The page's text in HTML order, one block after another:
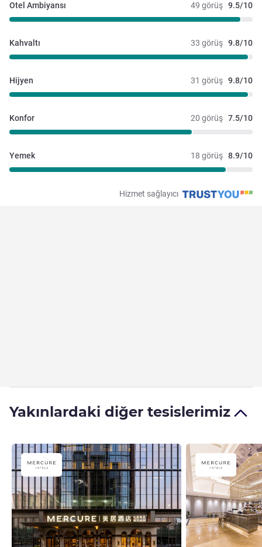
49 görüş 9.5/10
Otel Ambiyansı
33 görüş 9.8/10
Kahvaltı
31 görüş 9.8/10
Hijyen
20 görüş 7.5/10
Konfor
18 görüş 8.9/10
Yemek
Hizmet sağlayıcı
Yakınlardaki diğer tesislerimiz